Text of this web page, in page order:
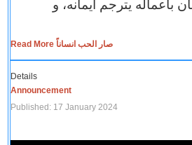
بأعماله يترجم ايمانه، و
Read More صار الحب انساناً
Details
Announcement
Published: 17 January 2024